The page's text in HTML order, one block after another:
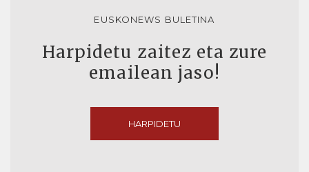
EUSKONEWS BULETINA
Harpidetu zaitez eta zure
emailean jaso!
HARPIDETU